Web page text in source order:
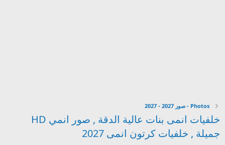
Photos - صور 2027 - 2027
خلفيات انمى بنات عالية الدقة , صور انمي HD
جميلة , خلفيات كرتون انمى 2027